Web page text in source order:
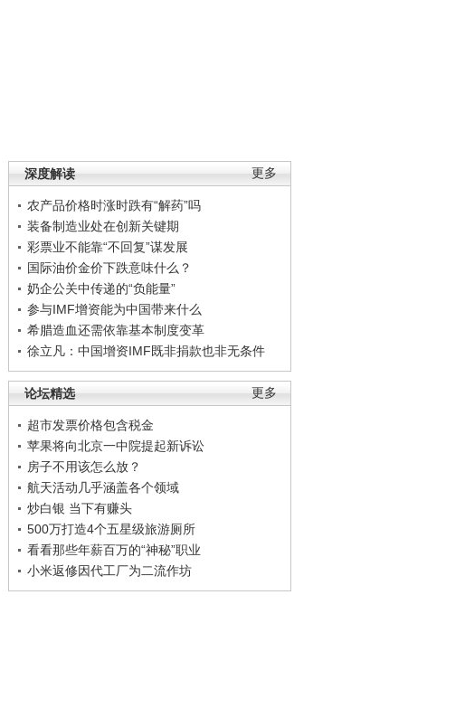
更多
深度解读
农产品价格时涨时跌有“解药”吗
装备制造业处在创新关键期
彩票业不能靠“不回复”谋发展
国际油价金价下跌意味什么？
奶企公关中传递的“负能量”
参与IMF增资能为中国带来什么
希腊造血还需依靠基本制度变革
徐立凡：中国增资IMF既非捐款也非无条件
更多
论坛精选
超市发票价格包含税金
苹果将向北京一中院提起新诉讼
房子不用该怎么放？
航天活动几乎涵盖各个领域
炒白银 当下有赚头
500万打造4个五星级旅游厕所
看看那些年薪百万的“神秘”职业
小米返修因代工厂为二流作坊